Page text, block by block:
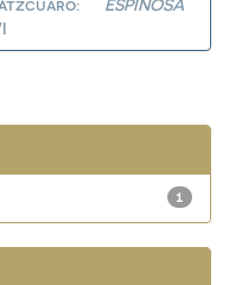
ESPINOSA
1